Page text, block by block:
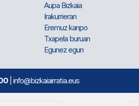
Aupa Bizkaia
Irakurrieran
Eremuz kanpo
Txapela buruan
Egunez egun
| info@bizkaiairratia.eus